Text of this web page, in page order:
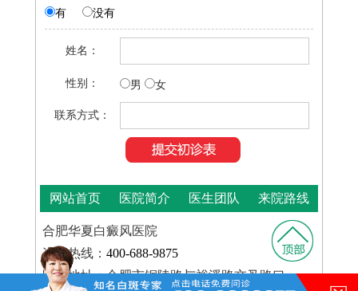
有
没有
姓名：
性别： 男 女
联系方式：
网站首页 医院简介 医生团队 来院路线
合肥华夏白癜风医院
咨询热线： 400-688-9875
医院地址：合肥市铜陵路与裕溪路交叉路口